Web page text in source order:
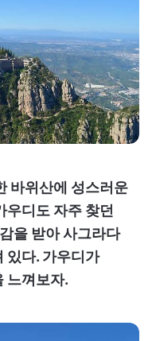
바위산에 성스러운
우디도 자주 찾던
을 받아 사그라다
있다. 가우디가
느껴보자.